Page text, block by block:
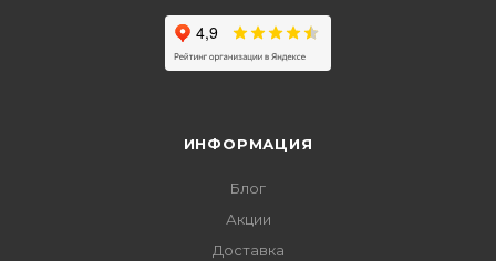
ИНФОРМАЦИЯ
Блог
Акции
Доставка